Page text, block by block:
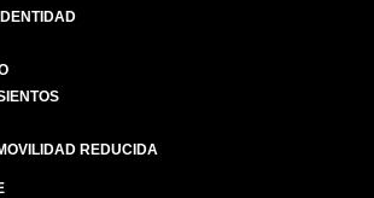
REDUCIDA